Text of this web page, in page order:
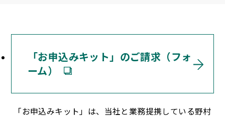
「お申込みキット」のご請求（フォ
ーム）
「お申込みキット」は、当社と業務提携している野村